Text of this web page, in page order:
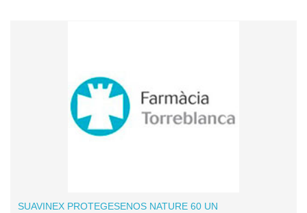
SUAVINEX PROTEGESENOS NATURE 60 UN